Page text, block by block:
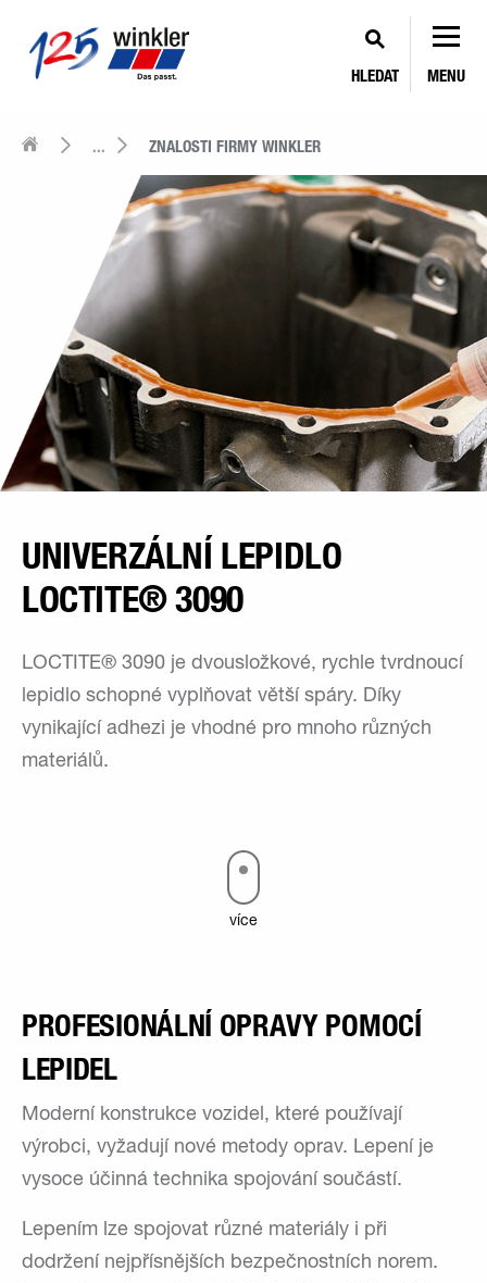
HLEDAT MENU
... ZNALOSTI FIRMY WINKLER
UNIVERZÁLNÍ LEPIDLO
LOCTITE® 3090
LOCTITE® 3090 je dvousložkové, rychle tvrdnoucí
lepidlo schopné vyplňovat větší spáry. Díky
vynikající adhezi je vhodné pro mnoho různých
materiálů.
více
PROFESIONÁLNÍ OPRAVY POMOCÍ
LEPIDEL
Moderní konstrukce vozidel, které používají
výrobci, vyžadují nové metody oprav. Lepení je
vysoce účinná technika spojování součástí.
Lepením lze spojovat různé materiály i při
dodržení nejpřísnějších bezpečnostních norem.